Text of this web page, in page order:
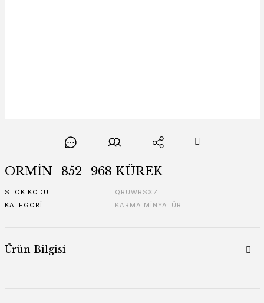
ORMİN_852_968 KÜREK
STOK KODU
QRUWRSXZ
KATEGORI
KARMA MİNYATÜR
Ürün Bilgisi